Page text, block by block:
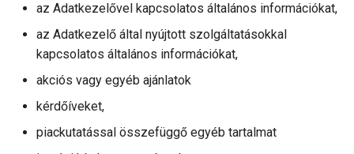
az Adatkezelővel kapcsolatos általános információkat,
az Adatkezelő által nyújtott szolgáltatásokkal
kapcsolatos általános információkat,
akciós vagy egyéb ajánlatok
kérdőíveket,
piackutatással összefüggő egyéb tartalmat